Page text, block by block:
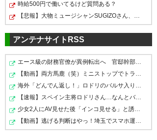
相模原の監督に西ケ谷殿だと…
— テム (maexfc)2018, 1月 19
ほんとどうしよう西ヶ谷采配が
相模原SCでＪの舞台で見られ
でくれ～(￣ー￣)
https://t.co/HnH40DEbm9
— ちどり (theviewfov)2018, 1
月 19
にしがやどのー！（U＾ω＾）
のゲーフラ思い出しました >RT
なんだねえ。 >RT
— 電子つんどく (tundoc)2018,
1月 19
西ケ谷連れてきたの間違いなく
重ちゃん
— ゆみこゴープラ電池交換
時給500円で働いてるけど質問ある？
アンテナサイトRSS
【速報】スペイン主将ロドリさん…なんとバルセロナへ移籍…